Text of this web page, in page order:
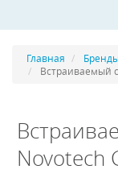
Главная
Встраиваемый
Novotech